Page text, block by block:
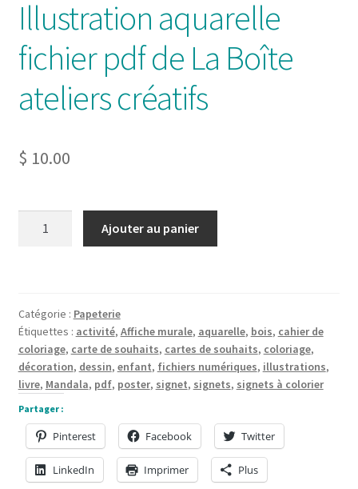
Validation de la commande
Illustration aquarelle
fichier pdf de La Boîte
ateliers créatifs
$ 10.00
#7209
Illustration
aquarelle
fichier
de
Boîte
ateliers
Ajouter au panier
Catégorie : Papeterie
Étiquettes : activité, Affiche murale, aquarelle, bois, cahier de
coloriage, carte de souhaits, cartes de souhaits, coloriage,
décoration, dessin, enfant, fichiers numériques, illustrations,
livre, Mandala, pdf, poster, signet, signets, signets à colorier
Partager :
Pinterest Facebook Twitter
LinkedIn Imprimer Plus